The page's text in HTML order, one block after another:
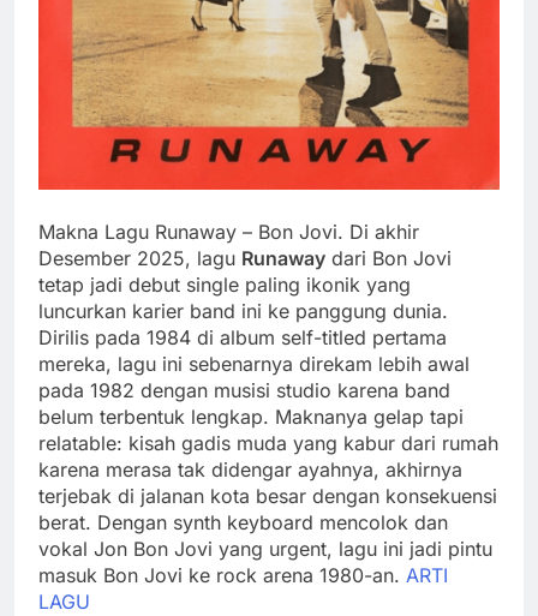
Makna Lagu Runaway – Bon Jovi. Di akhir
Desember 2025, lagu Runaway dari Bon Jovi
tetap jadi debut single paling ikonik yang
luncurkan karier band ini ke panggung dunia.
Dirilis pada 1984 di album self-titled pertama
mereka, lagu ini sebenarnya direkam lebih awal
pada 1982 dengan musisi studio karena band
belum terbentuk lengkap. Maknanya gelap tapi
relatable: kisah gadis muda yang kabur dari rumah
karena merasa tak didengar ayahnya, akhirnya
terjebak di jalanan kota besar dengan konsekuensi
berat. Dengan synth keyboard mencolok dan
vokal Jon Bon Jovi yang urgent, lagu ini jadi pintu
masuk Bon Jovi ke rock arena 1980-an. ARTI
LAGU